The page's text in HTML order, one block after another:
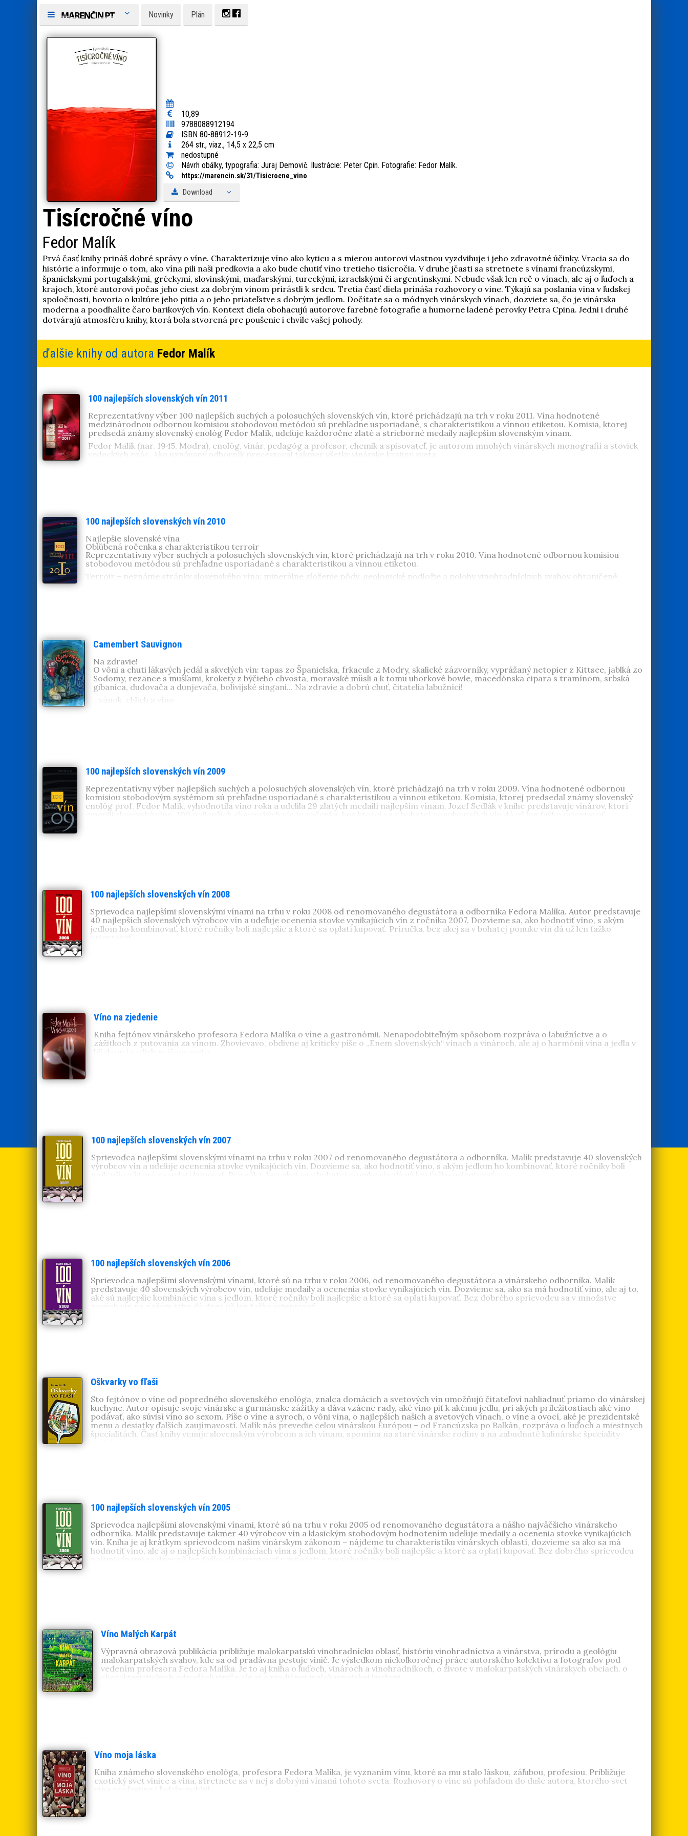
Novinky Plán
10,89
9788088912194
ISBN 80-88912-19-9
264 str., viaz., 14,5 x 22,5 cm
nedostupné
Návrh obálky, typografia: Juraj Demovič. Ilustrácie: Peter Cpin. Fotografie: Fedor Malík.
https://marencin.sk/31/Tisicrocne_vino
Download
Tisícročné víno
Fedor Malík
Prvá časť knihy prináš dobré správy o víne. Charakterizuje víno ako kyticu a s mierou autorovi vlastnou vyzdvihuje i jeho zdravotné účinky. Vracia sa do
histórie a informuje o tom, ako vína pili naši predkovia a ako bude chutiť víno tretieho tisícročia. V druhe jčasti sa stretnete s vínami francúzskymi,
španielskymi portugalskými, gréckymi, slovinskými, maďarskými, tureckými, izraelskými či argentínskymi. Nebude však len reč o vínach, ale aj o ľuďoch a
krajoch, ktoré autorovi počas jeho ciest za dobrým vínom prirástli k srdcu. Tretia časť diela prináša rozhovory o víne. Týkajú sa poslania vína v ľudskej
spoločnosti, hovoria o kultúre jeho pitia a o jeho priateľstve s dobrým jedlom. Dočítate sa o módnych vinárskych vínach, dozviete sa, čo je vinárska
moderna a poodhalíte čaro barikových vín. Kontext diela obohacujú autorove farebné fotografie a humorne ladené perovky Petra Cpina. Jedni i druhé
dotvárajú atmosféru knihy, ktorá bola stvorená pre poušenie i chvíle vašej pohody.
ďalšie knihy od autora Fedor Malík
100 najlepších slovenských vín 2011
Reprezentatívny výber 100 najlepších suchých a polosuchých slovenských vín, ktoré prichádzajú na trh v roku 2011. Vína hodnotené
medzinárodnou odbornou komisiou stobodovou metódou sú prehľadne usporiadané, s charakteristikou a vínnou etiketou. Komisia, ktorej
predsedá známy slovenský enológ Fedor Malík, udeľuje každoročne zlaté a strieborné medaily najlepším slovenským vínam.
Fedor Malík (nar. 1945, Modra), enológ, vinár, pedagóg a profesor, chemik a spisovateľ, je autorom mnohých vinárskych monografií a stoviek
vedeckých prác. Ako uznávaný odborník precestoval takmer všetky vinárske krajiny sveta.
100 najlepších slovenských vín 2010
Najlepšie slovenské vína
Obľúbená ročenka s charakteristikou terroir
Reprezentatívny výber suchých a polosuchých slovenských vín, ktoré prichádzajú na trh v roku 2010. Vína hodnotené odbornou komisiou
stobodovou metódou sú prehľadne usporiadané s charakteristikou a vínnou etiketou.
Terroir – neznáme stránky slovenského vína: minerálne zloženie pôdy, geologické podložie a polohy vinohradníckych svahov ohraničené
Camembert Sauvignon
Na zdravie!
O vôni a chuti lákavých jedál a skvelých vín: tapas zo Španielska, frkacule z Modry, skalické zázvorníky, vyprážaný netopier z Kittsee, jablká zo
Sodomy, rezance s mušľami, krokety z býčieho chvosta, moravské müsli a k tomu uhorkové bowle, macedónska cipara s tramínom, srbská
gibanica, dudovača a dunjevača, bolívijské singani... Na zdravie a dobrú chuť, čitatelia labužníci!
...vánok, chlieb a víno
100 najlepších slovenských vín 2009
Reprezentatívny výber najlepších suchých a polosuchých slovenských vín, ktoré prichádzajú na trh v roku 2009. Vína hodnotené odbornou
komisiou stobodovým systémom sú prehľadne usporiadané s charakteristikou a vínnou etiketou. Komisia, ktorej predsedal známy slovenský
enológ prof. Fedor Malík, vyhodnotila víno roka a udelila 29 zlatých medailí najlepším vínam. Jozef Sedlák v knihe predstavuje vinárov, ktorí
zmenili slovenské víno. 100 najlepších slovenských vín je ročenka, bez ktorej sa v bohatej ponuke našich vín dá už len ťažko orientovať.
100 najlepších slovenských vín 2008
Sprievodca najlepšími slovenskými vínami na trhu v roku 2008 od renomovaného degustátora a odborníka Fedora Malíka. Autor predstavuje
40 najlepších slovenských výrobcov vín a udeľuje ocenenia stovke vynikajúcich vín z ročníka 2007. Dozvieme sa, ako hodnotiť víno, s akým
jedlom ho kombinovať, ktoré ročníky boli najlepšie a ktoré sa oplatí kupovať. Príručka, bez akej sa v bohatej ponuke vín dá už len ťažko
orientovať.
Víno na zjedenie
Kniha fejtónov vinárskeho profesora Fedora Malíka o víne a gastronómii. Nenapodobiteľným spôsobom rozpráva o labužníctve a o
zážitkoch z putovania za vínom. Zhovievavo, obdivne aj kriticky píše o „Enem slovenských“ vínach a vinároch, ale aj o harmónii vína a jedla v
blízkom i vzdialenejšom svete.
100 najlepších slovenských vín 2007
Sprievodca najlepšími slovenskými vínami na trhu v roku 2007 od renomovaného degustátora a odborníka. Malík predstavuje 40 slovenských
výrobcov vín a udeľuje ocenenia stovke vynikajúcich vín. Dozvieme sa, ako hodnotiť víno, s akým jedlom ho kombinovať, ktoré ročníky boli
najlepšie a ktoré sa oplatí kupovať. Príručka, bez akej sa v bohatej ponuke vín dá už len ťažko orientovať.
100 najlepších slovenských vín 2006
Sprievodca najlepšími slovenskými vínami, ktoré sú na trhu v roku 2006, od renomovaného degustátora a vinárskeho odborníka. Malík
predstavuje 40 slovenských výrobcov vín, udeľuje medaily a ocenenia stovke vynikajúcich vín. Dozvieme sa, ako sa má hodnotiť víno, ale aj to,
aké sú najlepšie kombinácie vína s jedlom, ktoré ročníky boli najlepšie a ktoré sa oplatí kupovať. Bez dobrého sprievodcu sa v množstve
nových vín na našom trhu dá dnes už len ťažko orientovať.
Oškvarky vo fľaši
Sto fejtónov o víne od popredného slovenského enológa, znalca domácich a svetových vín umožňujú čitateľovi nahliadnuť priamo do vinárskej
kuchyne. Autor opisuje svoje vinárske a gurmánske zážitky a dáva vzácne rady, aké víno piť k akému jedlu, pri akých príležitostiach aké víno
podávať, ako súvisí víno so sexom. Píše o víne a syroch, o vôni vína, o najlepších našich a svetových vínach, o víne a ovocí, aké je prezidentské
menu a desiatky ďalších zaujímavostí. Malík nás prevedie celou vinárskou Európou – od Francúzska po Balkán, rozpráva o ľuďoch a miestnych
špecialitách. Časť knihy venuje slovenským výrobcom a ich vínam, spomína na staré vinárske rodiny a na zabudnuté kulinárske špeciality
100 najlepších slovenských vín 2005
Sprievodca najlepšími slovenskými vínami, ktoré sú na trhu v roku 2005 od renomovaného degustátora a nášho najväčšieho vinárskeho
odborníka. Malík predstavuje takmer 40 výrobcov vín a klasickým stobodovým hodnotením udeľuje medaily a ocenenia stovke vynikajúcich
vín. Kniha je aj krátkym sprievodcom našim vinárskym zákonom – nájdeme tu charakteristiku vinárskych oblastí, dozvieme sa ako sa má
hodnotiť víno, ale aj o najlepších kombináciach vína s jedlom, ktoré ročníky boli najlepšie a ktoré sa oplatí kupovať. Bez dobrého sprievodcu
našimi vínami sa dnes už len ťažko dá orientovať v množstve nových vín na trhu.
Víno Malých Karpát
Výpravná obrazová publikácia približuje malokarpatskú vinohradnícku oblasť, históriu vinohradníctva a vinárstva, prírodu a geológiu
malokarpatských svahov, kde sa od pradávna pestuje vinič. Je výsledkom niekoľkoročnej práce autorského kolektívu a fotografov pod
vedením profesora Fedora Malíka. Je to aj kniha o ľuďoch, vinároch a vinohradníkoch, o živote v malokarpatských vinárskych obciach, o
charakteristických odrodách viniča ale aj o tradičnej malokarpatskej kuchyni.
Víno moja láska
Kniha známeho slovenského enológa, profesora Fedora Malíka, je vyznaním vínu, ktoré sa mu stalo láskou, záľubou, profesiou. Približuje
exotický svet vinice a vína, stretnete sa v nej s dobrými vínami tohoto sveta. Rozhovory o víne sú pohľadom do duše autora, ktorého svet
vína profesijne i ľudsky pohltil.